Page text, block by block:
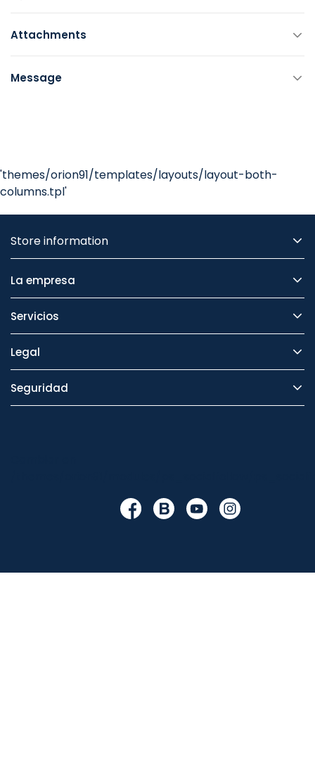
Attachments
Message
'themes/orion91/templates/layouts/layout-both-
columns.tpl'
Store information
La empresa
Servicios
Legal
Seguridad